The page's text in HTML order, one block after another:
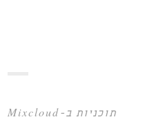
תוכניות ב-Mixcloud